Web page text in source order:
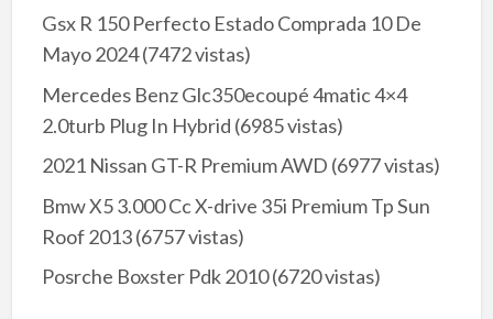
Gsx R 150 Perfecto Estado Comprada 10 De
Mayo 2024(7472 vistas)
Mercedes Benz Glc350ecoupé 4matic 4×4
2.0turb Plug In Hybrid (6985 vistas)
2021 Nissan GT-R Premium AWD (6977 vistas)
Bmw X5 3.000 Cc X-drive 35i Premium Tp Sun
Roof 2013(6757 vistas)
Posrche Boxster Pdk 2010(6720 vistas)